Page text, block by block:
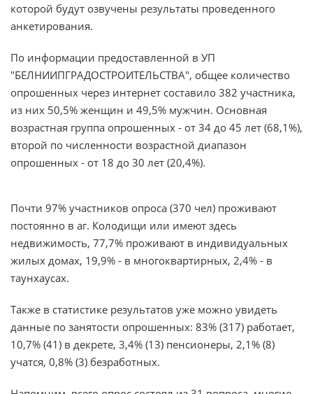
которой будут озвучены результаты проведенного
анкетирования.
По информации предоставленной в УП
"БЕЛНИИПГРАДОСТРОИТЕЛЬСТВА", общее количество
опрошенных через интернет составило 382 участника,
из них 50,5% женщин и 49,5% мужчин. Основная
возрастная группа опрошенных - от 34 до 45 лет (68,1%),
второй по численности возрастной диапазон
опрошенных - от 18 до 30 лет (20,4%).
Почти 97% участников опроса (370 чел) проживают
постоянно в аг. Колодищи или имеют здесь
недвижимость, 77,7% проживают в индивидуальных
жилых домах, 19,9% - в многоквартирных, 2,4% - в
таунхаусах.
Также в статистике результатов уже можно увидеть
данные по занятости опрошенных: 83% (317) работает,
10,7% (41) в декрете, 3,4% (13) пенсионеры, 2,1% (8)
учатся, 0,8% (3) безработных.